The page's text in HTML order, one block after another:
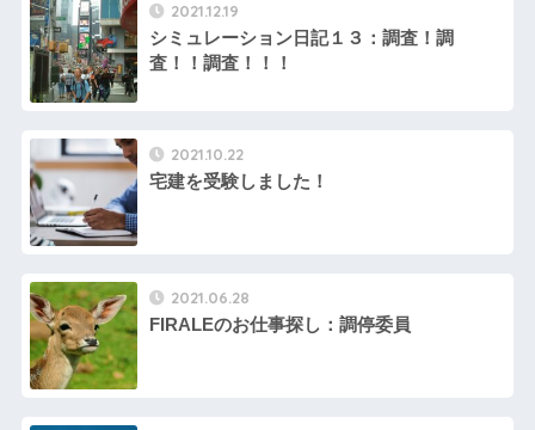
2021.12.19
シミュレーション日記１３：調査！調
査！！調査！！！
2021.10.22
宅建を受験しました！
2021.06.28
FIRALEのお仕事探し：調停委員